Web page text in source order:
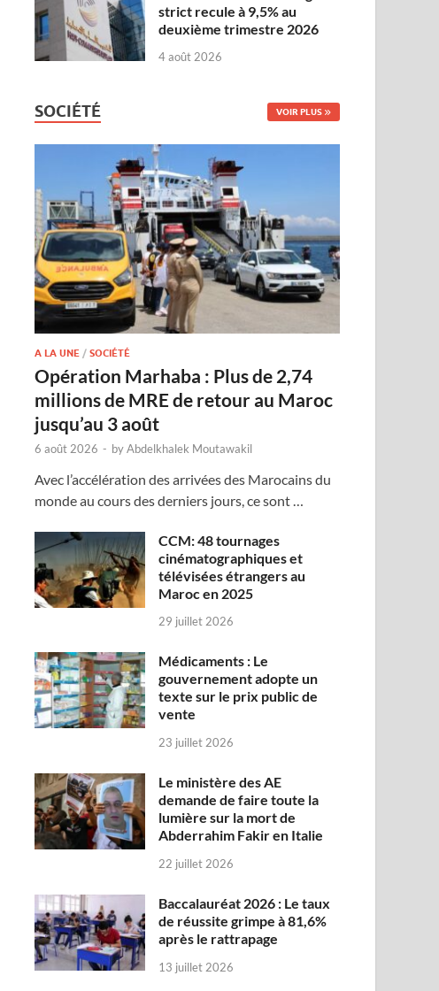
strict recule à 9,5% au
deuxième trimestre 2026
4 août 2026
SOCIÉTÉ VOIR PLUS
A LA UNE /SOCIÉTÉ
Opération Marhaba : Plus de 2,74
millions de MRE de retour au Maroc
jusqu’au 3 août
6 août 2026 - byAbdelkhalek Moutawakil
Avec l’accélération des arrivées des Marocains du
monde au cours des derniers jours, ce sont …
CCM: 48 tournages
cinématographiques et
télévisées étrangers au
Maroc en 2025
29 juillet 2026
Médicaments : Le
gouvernement adopte un
texte sur le prix public de
vente
23 juillet 2026
Le ministère des AE
demande de faire toute la
lumière sur la mort de
Abderrahim Fakir en Italie
22 juillet 2026
Baccalauréat 2026 : Le taux
de réussite grimpe à 81,6%
après le rattrapage
13 juillet 2026